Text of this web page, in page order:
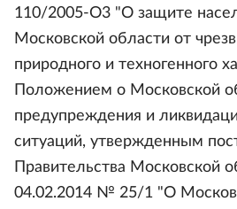
110/2005-О3 "О защите
Московской области от
природного и техногенного
Положением о Московской
предупреждения и
ситуаций, утвержденным
Правительства Московской
04.02.2014 № 25/1 "О